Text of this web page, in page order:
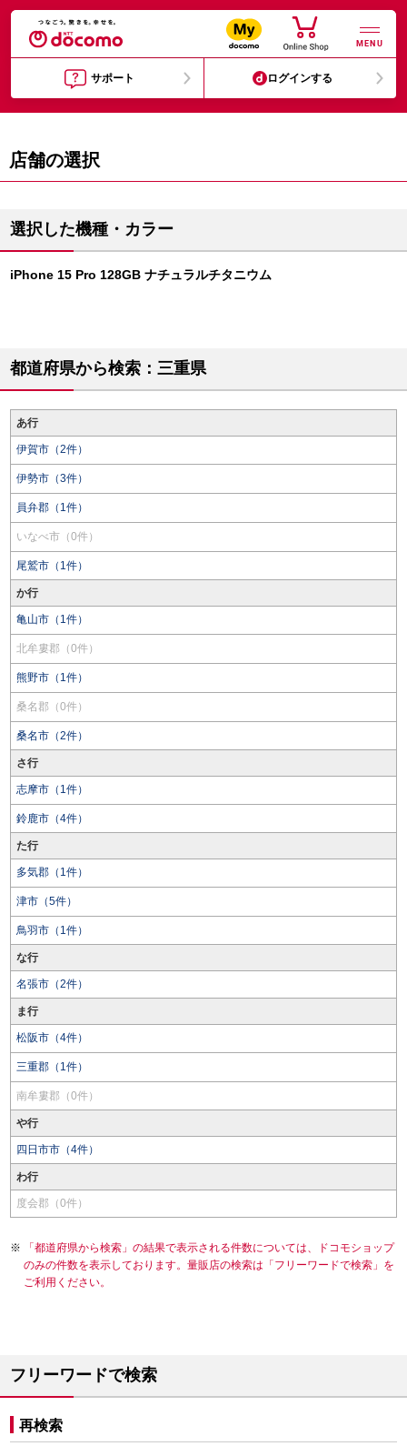
MENU
サポート ログインする
店舗の選択
選択した機種・カラー
iPhone 15 Pro 128GB ナチュラルチタニウム
都道府県から検索：三重県
あ行
伊賀市（2件）
伊勢市（3件）
員弁郡（1件）
いなべ市（0件）
尾鷲市（1件）
か行
亀山市（1件）
北牟婁郡（0件）
熊野市（1件）
桑名郡（0件）
桑名市（2件）
さ行
志摩市（1件）
鈴鹿市（4件）
た行
多気郡（1件）
津市（5件）
鳥羽市（1件）
な行
名張市（2件）
ま行
松阪市（4件）
三重郡（1件）
南牟婁郡（0件）
や行
四日市市（4件）
わ行
度会郡（0件）
「都道府県から検索」の結果で表示される件数については、ドコモショップ
のみの件数を表示しております。量販店の検索は「フリーワードで検索」を
ご利用ください。
フリーワードで検索
再検索